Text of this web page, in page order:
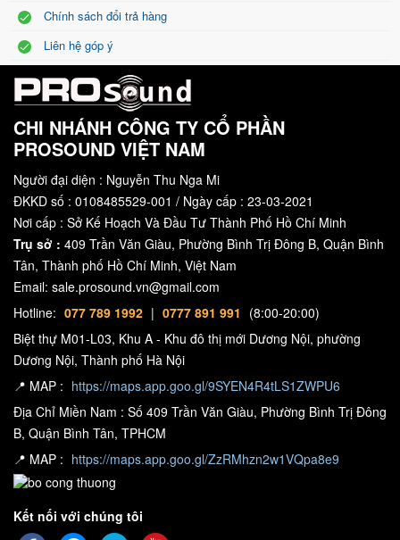
Chính sách đổi trả hàng
Liên hệ góp ý
CHI NHÁNH CÔNG TY CỔ PHẦN
PROSOUND VIỆT NAM
Người đại diện : Nguyễn Thu Nga Mi
ĐKKD số : 0108485529-001 / Ngày cấp : 23-03-2021
Nơi cấp : Sở Kế Hoạch Và Đầu Tư Thành Phố Hồ Chí Minh
Trụ sở : 409 Trần Văn Giàu, Phường Bình Trị Đông B, Quận Bình
Tân, Thành phố Hồ Chí Minh, Việt Nam
Email: sale.prosound.vn@gmail.com
Hotline: 077 789 1992 | 0777 891 991 (8:00-20:00)
Biệt thự M01-L03, Khu A - Khu đô thị mới Dương Nội, phường
Dương Nội, Thành phố Hà Nội
📍 MAP : https://maps.app.goo.gl/9SYEN4R4tLS1ZWPU6
Địa Chỉ Miền Nam : Số 409 Trần Văn Giàu, Phường Bình Trị Đông
B, Quận Bình Tân, TPHCM
📍 MAP : https://maps.app.goo.gl/ZzRMhzn2w1VQpa8e9
Kết nối với chúng tôi